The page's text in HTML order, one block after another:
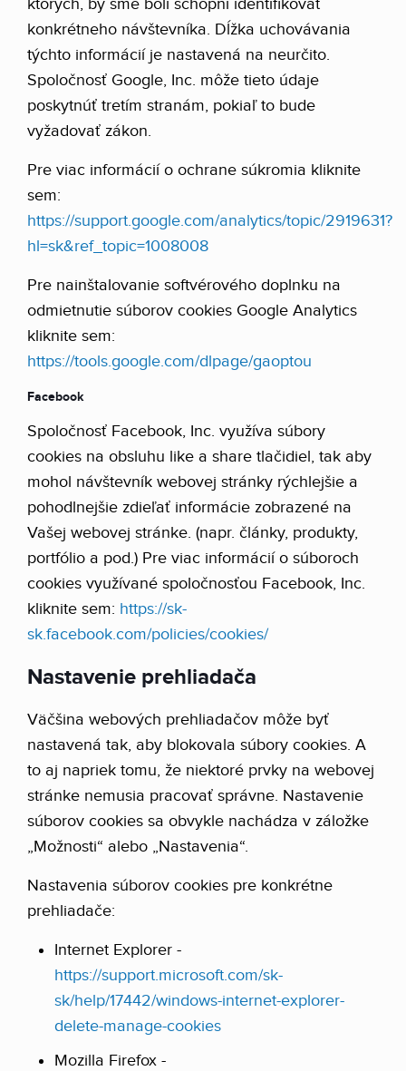
ktorých, by sme boli schopní identifikovať
konkrétneho návštevníka. Dĺžka uchovávania
týchto informácií je nastavená na neurčito.
Spoločnosť Google, Inc. môže tieto údaje
poskytnúť tretím stranám, pokiaľ to bude
vyžadovať zákon.
Pre viac informácií o ochrane súkromia kliknite
sem:
https://support.google.com/analytics/topic/2919631?
hl=sk&ref_topic=1008008
Pre nainštalovanie softvérového doplnku na
odmietnutie súborov cookies Google Analytics
kliknite sem:
https://tools.google.com/dlpage/gaoptou
Facebook
Spoločnosť Facebook, Inc. využíva súbory
cookies na obsluhu like a share tlačidiel, tak aby
mohol návštevník webovej stránky rýchlejšie a
pohodlnejšie zdieľať informácie zobrazené na
Vašej webovej stránke. (napr. články, produkty,
portfólio a pod.) Pre viac informácií o súboroch
cookies využívané spoločnosťou Facebook, Inc.
kliknite sem: https://sk-
sk.facebook.com/policies/cookies/
Nastavenie prehliadača
Väčšina webových prehliadačov môže byť
nastavená tak, aby blokovala súbory cookies. A
to aj napriek tomu, že niektoré prvky na webovej
stránke nemusia pracovať správne. Nastavenie
súborov cookies sa obvykle nachádza v záložke
„Možnosti“ alebo „Nastavenia“.
Nastavenia súborov cookies pre konkrétne
prehliadače:
Internet Explorer -
https://support.microsoft.com/sk-
sk/help/17442/windows-internet-explorer-
delete-manage-cookies
Mozilla Firefox -